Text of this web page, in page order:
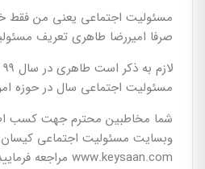
مسئولیت اجتماعی یعنی من فقط
صرفا امیررضا طاهری تعریف
مسئولیت اجتماعی سال در حوزه
شما مخاطبین محترم جهت کسب
وبسایت مسئولیت اجتماعی
www.keysaan.com مراجعه فرمایید.